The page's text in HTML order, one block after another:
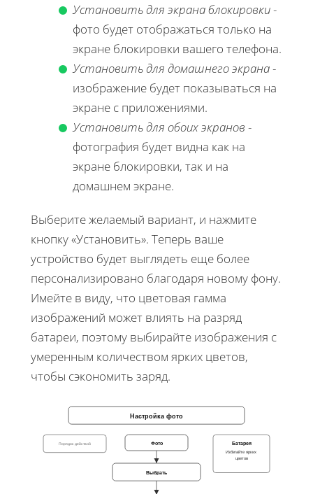
Установить для экрана блокировки-
фото будет отображаться только на
экране блокировки вашего телефона.
Установить для домашнего экрана-
изображение будет показываться на
экране с приложениями.
Установить для обоих экранов -
фотография будет видна как на
экране блокировки, так и на
домашнем экране.
Выберите желаемый вариант, и нажмите
кнопку «Установить». Теперь ваше
устройство будет выглядеть еще более
персонализировано благодаря новому фону.
Имейте в виду, что цветовая гамма
изображений может влиять на разряд
батареи, поэтому выбирайте изображения с
умеренным количеством ярких цветов,
чтобы сэкономить заряд.
Настройка фото
Фото
Выбрать
Батарея
Избегайте ярких
цветов
Порядок действий